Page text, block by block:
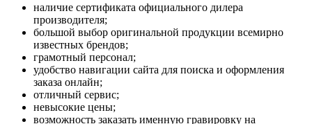
наличие сертификата официального дилера
производителя;
большой выбор оригинальной продукции всемирно
известных брендов;
грамотный персонал;
удобство навигации сайта для поиска и оформления
заказа онлайн;
отличный сервис;
невысокие цены;
возможность заказать именную гравировку на